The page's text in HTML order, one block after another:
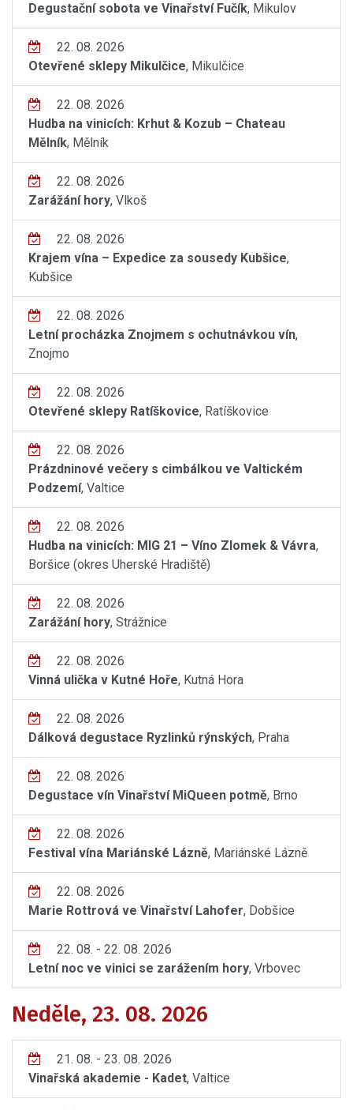
Degustační sobota ve Vinařství Fučík, Mikulov
22. 08. 2026
Otevřené sklepy Mikulčice, Mikulčice
22. 08. 2026
Hudba na vinicích: Krhut & Kozub – Chateau
Mělník, Mělník
22. 08. 2026
Zarážání hory, Vlkoš
22. 08. 2026
Krajem vína – Expedice za sousedy Kubšice,
Kubšice
22. 08. 2026
Letní procházka Znojmem s ochutnávkou vín,
Znojmo
22. 08. 2026
Otevřené sklepy Ratíškovice, Ratíškovice
22. 08. 2026
Prázdninové večery s cimbálkou ve Valtickém
Podzemí, Valtice
22. 08. 2026
Hudba na vinicích: MIG 21 – Víno Zlomek & Vávra,
Boršice (okres Uherské Hradiště)
22. 08. 2026
Zarážání hory, Strážnice
22. 08. 2026
Vinná ulička v Kutné Hoře, Kutná Hora
22. 08. 2026
Dálková degustace Ryzlinků rýnských, Praha
22. 08. 2026
Degustace vín Vinařství MiQueen potmě, Brno
22. 08. 2026
Festival vína Mariánské Lázně, Mariánské Lázně
22. 08. 2026
Marie Rottrová ve Vinařství Lahofer, Dobšice
22. 08. - 22. 08. 2026
Letní noc ve vinici se zarážením hory, Vrbovec
Neděle, 23. 08. 2026
21. 08. - 23. 08. 2026
Vinařská akademie - Kadet, Valtice